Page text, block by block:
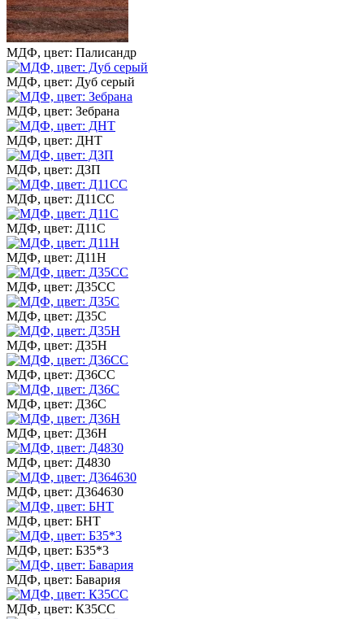
МДФ, цвет: Палисандр
МДФ, цвет: Дуб серый
МДФ, цвет: Зебрана
МДФ, цвет: ДНТ
МДФ, цвет: ДЗП
МДФ, цвет: Д11СС
МДФ, цвет: Д11С
МДФ, цвет: Д11Н
МДФ, цвет: Д35СС
МДФ, цвет: Д35С
МДФ, цвет: Д35Н
МДФ, цвет: Д36СС
МДФ, цвет: Д36С
МДФ, цвет: Д36Н
МДФ, цвет: Д4830
МДФ, цвет: Д364630
МДФ, цвет: БНТ
МДФ, цвет: Б35*3
МДФ, цвет: Бавария
МДФ, цвет: К35СС